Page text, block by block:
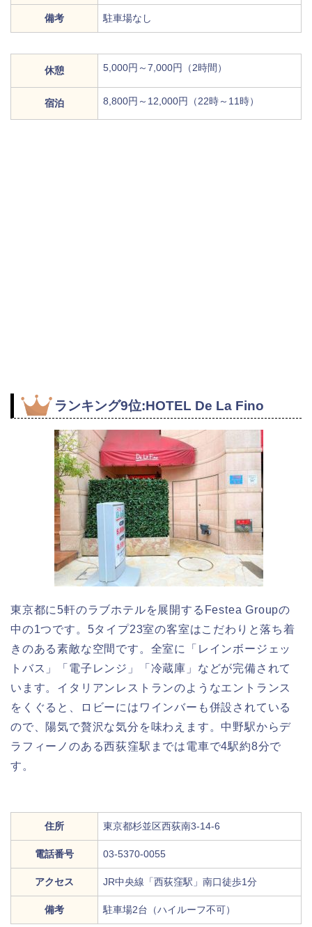
備考 駐車場なし
休憩 5,000円～7,000円（2時間）
宿泊 8,800円～12,000円（22時～11時）
ランキング9位:HOTEL De La Fino
東京都に5軒のラブホテルを展開するFestea Groupの
中の1つです。5タイプ23室の客室はこだわりと落ち着
きのある素敵な空間です。全室に「レインボージェッ
トバス」「電子レンジ」「冷蔵庫」などが完備されて
います。イタリアンレストランのようなエントランス
をくぐると、ロビーにはワインバーも併設されている
ので、陽気で贅沢な気分を味わえます。中野駅からデ
ラフィーノのある西荻窪駅までは電車で4駅約8分で
す。
住所 東京都杉並区西荻南3-14-6
電話番号 03-5370-0055
アクセス JR中央線「西荻窪駅」南口徒歩1分
備考 駐車場2台（ハイルーフ不可）